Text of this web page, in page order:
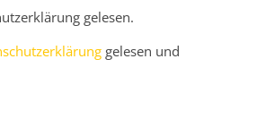
gelesen.
gelesen und